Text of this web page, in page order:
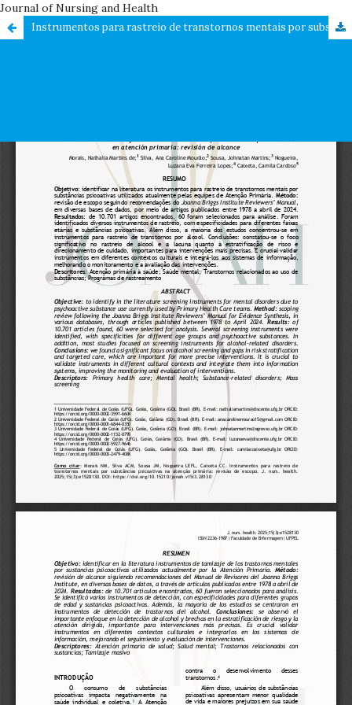
Journal of Nursing and Health
Instrumentos para rastreio de transtornos mentais por substâncias psicoativas na atenção primária: revisão de escopo